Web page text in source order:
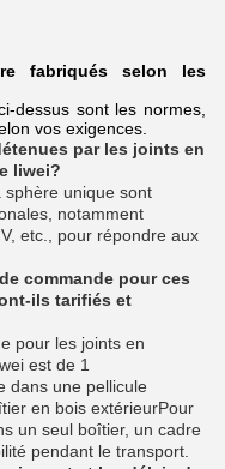
fabriqués selon les
dessus sont les normes,
vos exigences.
par les joints en
liwei?
sphère unique sont
notamment
etc., pour répondre aux
commande pour ces
ils tarifiés et
pour les joints en
est de 1
dans une pellicule
en bois extérieurPour
un seul boîtier, un cadre
pendant le transport.